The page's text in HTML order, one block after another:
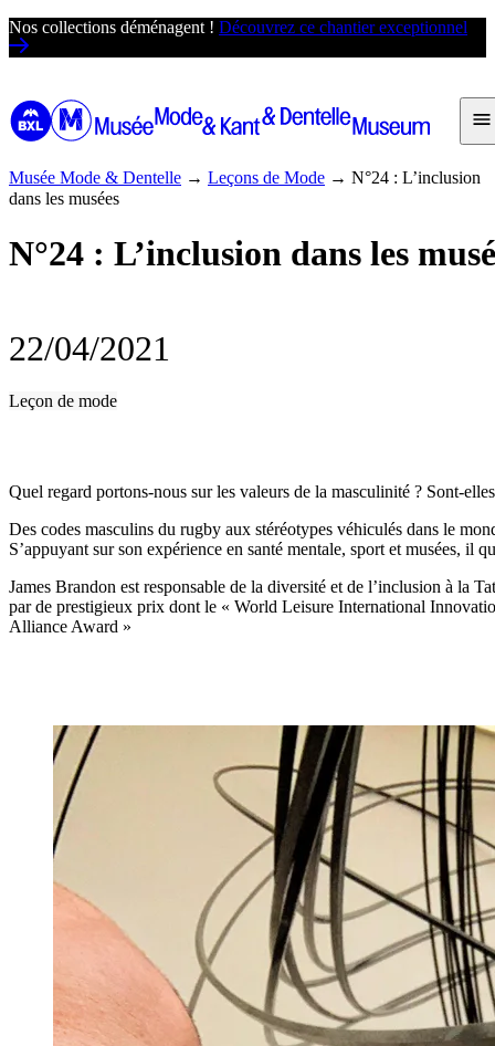
Passer
au
Nos collections déménagent ! Découvrez ce chantier exceptionnel
Musée Mode & Dentelle → Leçons de Mode → N°24 : L’inclusion
dans les musées
N°24 : L’inclusion dans les
22/04/2021
Leçon de mode
Quel regard portons-nous sur les valeurs de la masculinité ? Sont-
Des codes masculins du rugby aux stéréotypes véhiculés dans le
S’appuyant sur son expérience en santé mentale, sport et musées, il
James Brandon est responsable de la diversité et de l’inclusion à la
par de prestigieux prix dont le « World Leisure International
Alliance Award »